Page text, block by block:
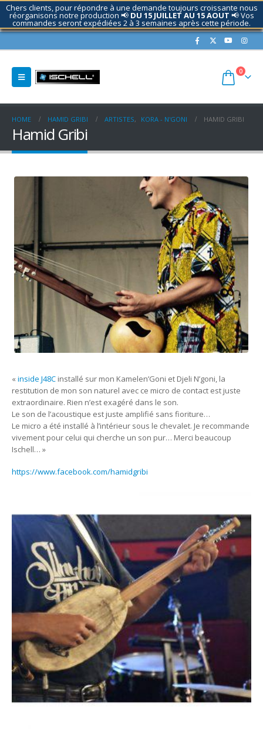
Chers clients, pour répondre à une demande toujours croissante nous
réorganisons notre production 📢 DU 15 JUILLET AU 15 AOUT 📢 Vos
commandes seront expédiées 2 à 3 semaines après cette période.
Contactez nous si nécessaire.
0
HOME HAMID GRIBI ARTISTES, KORA - N'GONI HAMID GRIBI
Hamid Gribi
«inside J48C installé sur mon Kamelen’Goni et Djeli N’goni, la
restitution de mon son naturel avec ce micro de contact est juste
extraordinaire. Rien n’est exagéré dans le son.
Le son de l’acoustique est juste amplifié sans fioriture…
Le micro a été installé à l’intérieur sous le chevalet. Je recommande
vivement pour celui qui cherche un son pur… Merci beaucoup
Ischell… »
https://www.facebook.com/hamidgribi